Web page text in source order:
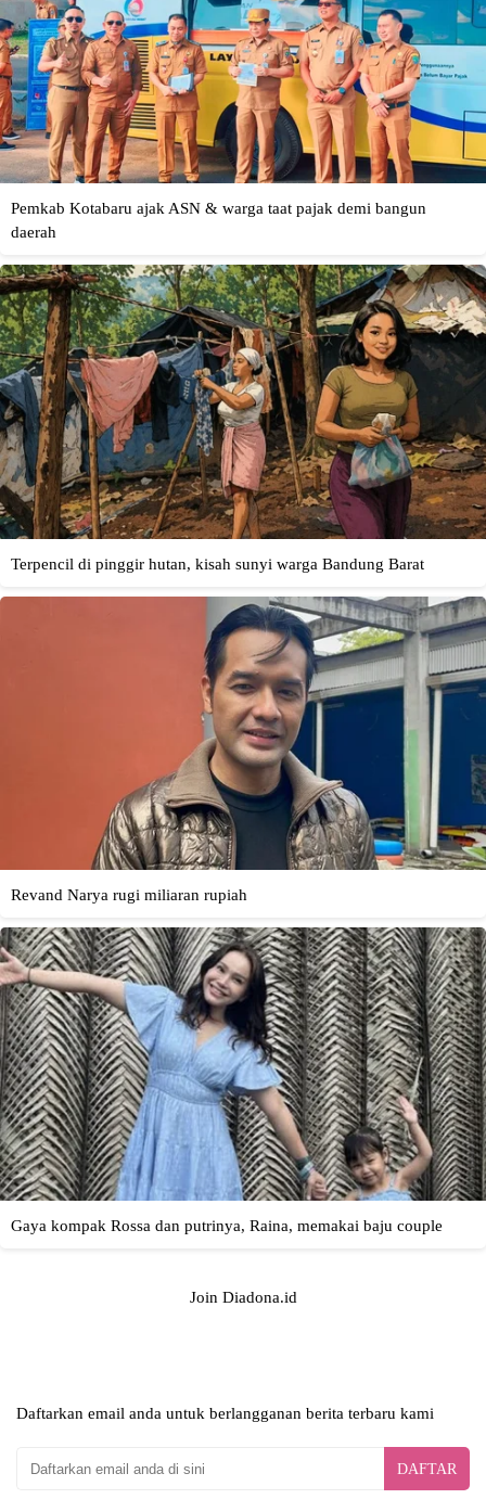
Join Diadona.id
Daftarkan email anda untuk berlangganan berita terbaru kami
DAFTAR